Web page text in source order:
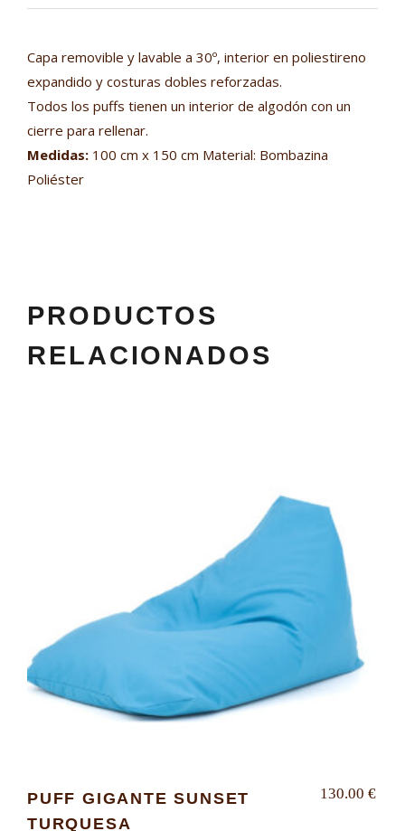
Capa removible y lavable a 30º, interior en poliestireno
expandido y costuras dobles reforzadas.
Todos los puffs tienen un interior de algodón con un
cierre para rellenar.
Medidas: 100 cm x 150 cm Material: Bombazina
Poliéster
PRODUCTOS
RELACIONADOS
PUFF GIGANTE SUNSET
TURQUESA
130.00 €